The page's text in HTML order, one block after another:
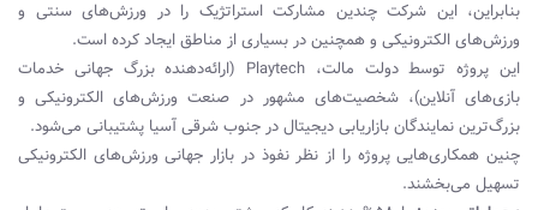
بنابراین، این شرکت چندین مشارکت استراتژیک را در ورزش‌های سنتی و
ورزش‌های الکترونیکی و همچنین در بسیاری از مناطق ایجاد کرده است.
این پروژه توسط دولت مالت، Playtech (ارائه‌دهنده بزرگ جهانی خدمات
بازی‌های آنلاین)، شخصیت‌های مشهور در صنعت ورزش‌های الکترونیکی و
بزرگ‌ترین نمایندگان بازاریابی دیجیتال در جنوب شرقی آسیا پشتیبانی می‌شود.
چنین همکاری‌هایی پروژه را از نظر نفوذ در بازار جهانی ورزش‌های الکترونیکی
تسهیل می‌بخشند.